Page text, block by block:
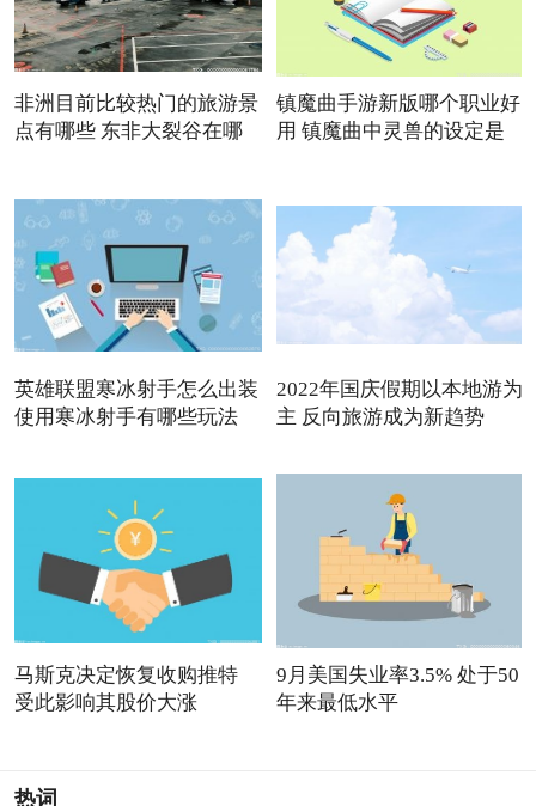
非洲目前比较热门的旅游景
点有哪些 东非大裂谷在哪
镇魔曲手游新版哪个职业好
用 镇魔曲中灵兽的设定是
英雄联盟寒冰射手怎么出装
使用寒冰射手有哪些玩法
2022年国庆假期以本地游为
主 反向旅游成为新趋势
马斯克决定恢复收购推特
受此影响其股价大涨
9月美国失业率3.5% 处于50
年来最低水平
热词